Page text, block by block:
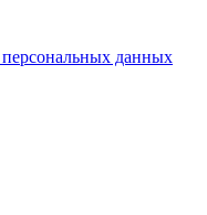
данных